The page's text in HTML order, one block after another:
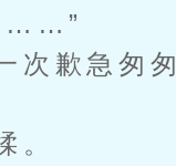
……”
歉急匆匆
。